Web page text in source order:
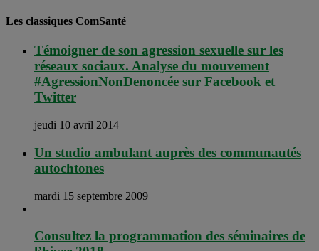
Les classiques ComSanté
Témoigner de son agression sexuelle sur les
réseaux sociaux. Analyse du mouvement
#AgressionNonDenoncée sur Facebook et
Twitter
jeudi 10 avril 2014
Un studio ambulant auprès des communautés
autochtones
mardi 15 septembre 2009
Consultez la programmation des séminaires de